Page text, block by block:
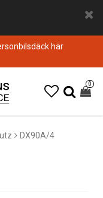
här
0
DX90A/4